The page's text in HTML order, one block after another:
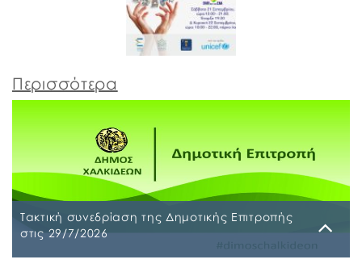
Περισσότερα
Τακτική συνεδρίαση της Δημοτικής Επιτροπής
στις 29/7/2026